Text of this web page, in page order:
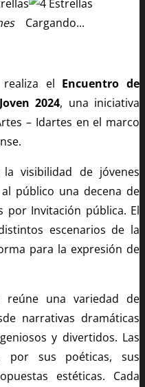
Cargando...
el Encuentro de
2024, una iniciativa
– Idartes en el marco
visibilidad de jóvenes
público una decena de
por Invitación pública. El
escenarios de la
para la expresión de
reúne una variedad de
narrativas dramáticas
y divertidos. Las
por sus poéticas, sus
estéticas. Cada